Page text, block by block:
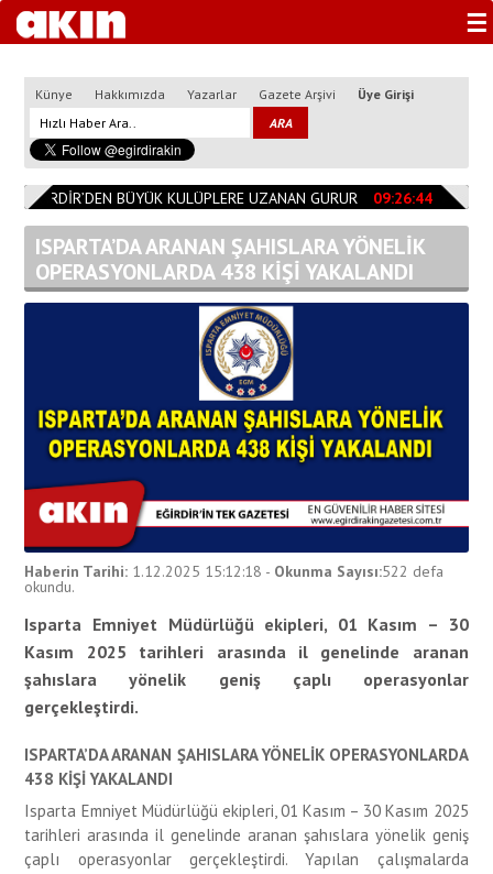
☰
Künye Hakkımızda Yazarlar Gazete Arşivi Üye Girişi
EĞİRDİR’DEN BÜYÜK KULÜPLERE UZANAN GURUR 09:26:44
ISPARTA’DA ARANAN ŞAHISLARA YÖNELİK
OPERASYONLARDA 438 KİŞİ YAKALANDI
Haberin Tarihi: 1.12.2025 15:12:18 - Okunma Sayısı:522 defa
okundu.
Isparta Emniyet Müdürlüğü ekipleri, 01 Kasım – 30
Kasım 2025 tarihleri arasında il genelinde aranan
şahıslara yönelik geniş çaplı operasyonlar
gerçekleştirdi.
ISPARTA’DA ARANAN ŞAHISLARA YÖNELİK OPERASYONLARDA
438 KİŞİ YAKALANDI
Isparta Emniyet Müdürlüğü ekipleri, 01 Kasım – 30 Kasım 2025
tarihleri arasında il genelinde aranan şahıslara yönelik geniş
çaplı operasyonlar gerçekleştirdi. Yapılan çalışmalarda